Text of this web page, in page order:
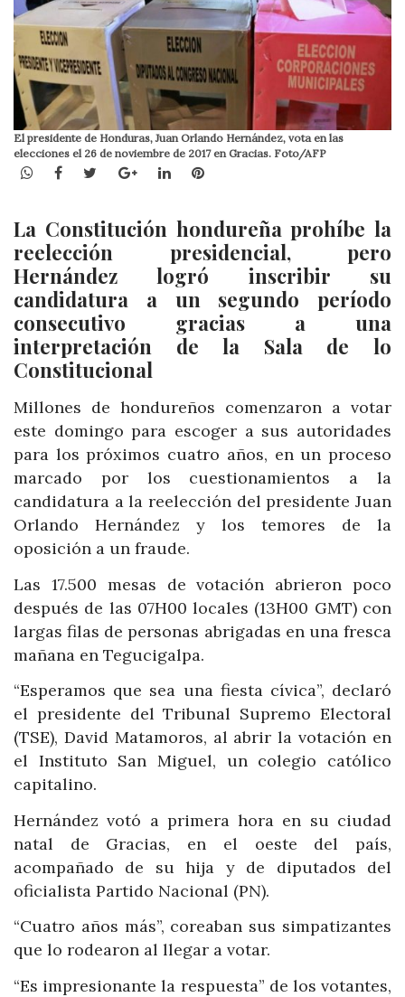
El presidente de Honduras, Juan Orlando Hernández, vota en las
elecciones el 26 de noviembre de 2017 en Gracias. Foto/AFP
WhatsApp
Facebook
TwitterGoogle+LinkedInPinterest
La Constitución hondureña prohíbe la
reelección presidencial, pero
Hernández logró inscribir su
candidatura a un segundo período
consecutivo gracias a una
interpretación de la Sala de lo
Constitucional
Millones de hondureños comenzaron a votar
este domingo para escoger a sus autoridades
para los próximos cuatro años, en un proceso
marcado por los cuestionamientos a la
candidatura a la reelección del presidente Juan
Orlando Hernández y los temores de la
oposición a un fraude.
Las 17.500 mesas de votación abrieron poco
después de las 07H00 locales (13H00 GMT) con
largas filas de personas abrigadas en una fresca
mañana en Tegucigalpa.
“Esperamos que sea una fiesta cívica”, declaró
el presidente del Tribunal Supremo Electoral
(TSE), David Matamoros, al abrir la votación en
el Instituto San Miguel, un colegio católico
capitalino.
Hernández votó a primera hora en su ciudad
natal de Gracias, en el oeste del país,
acompañado de su hija y de diputados del
oficialista Partido Nacional (PN).
“Cuatro años más”, coreaban sus simpatizantes
que lo rodearon al llegar a votar.
“Es impresionante la respuesta” de los votantes,